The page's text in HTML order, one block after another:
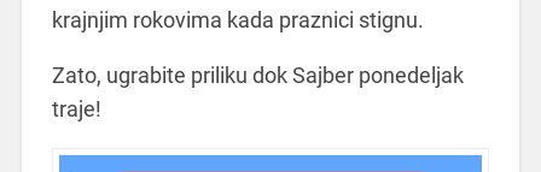
krajnjim rokovima kada praznici stignu.
Zato, ugrabite priliku dok Sajber ponedeljak
traje!